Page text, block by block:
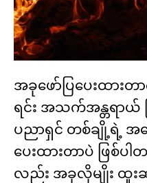
အခုဖော်ပြပေးထား
ရင်း အသက်အန္တရာယ်
ပညာရှင် တစ်ချို့ရဲ့ အက
ပေးထားတာပဲ ဖြစ်ပ
လည်း အခုလိုမျိုး ထူး